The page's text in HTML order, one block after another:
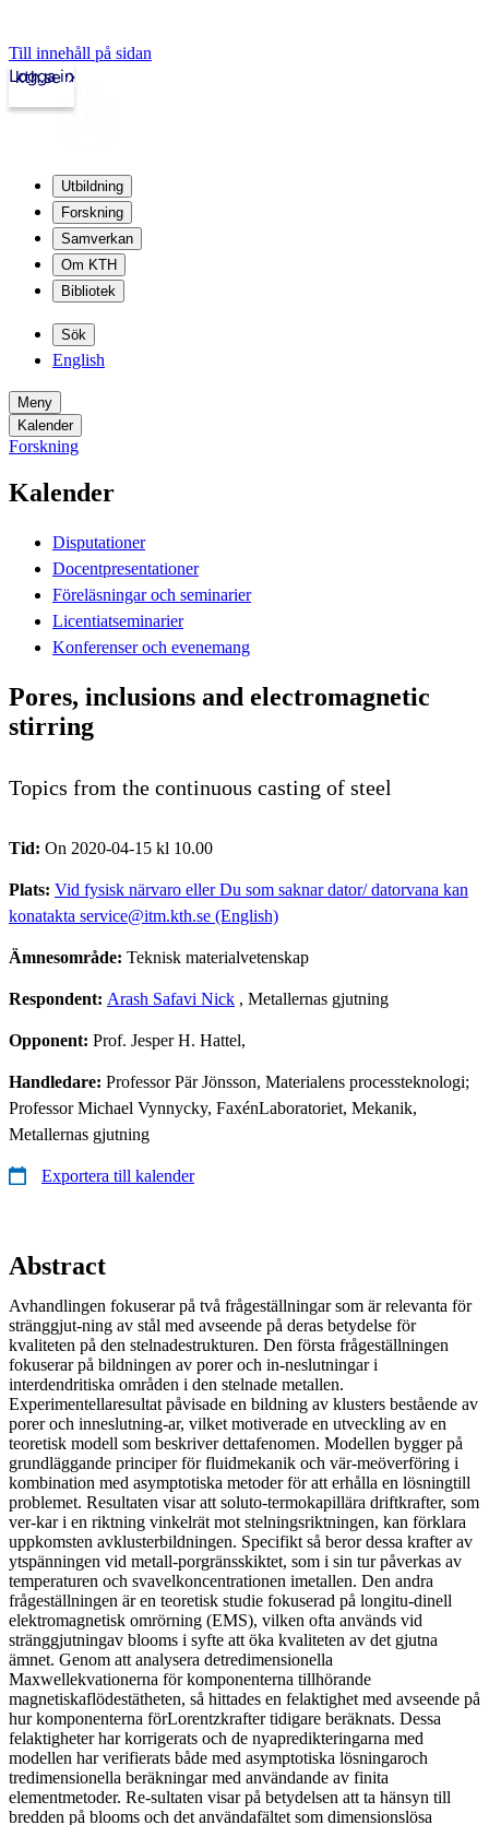
Till innehåll på sidan
kth.se
Logga in
Utbildning
Forskning
Samverkan
Om KTH
Bibliotek
Sök
English
Meny
Kalender
Forskning
Kalender
Disputationer
Docentpresentationer
Föreläsningar och seminarier
Licentiatseminarier
Konferenser och evenemang
Pores, inclusions and electromagnetic
stirring
Topics from the continuous casting of steel
Tid: On 2020-04-15 kl 10.00
Plats: Vid fysisk närvaro eller Du som saknar dator/ datorvana kan
konatakta service@itm.kth.se (English)
Ämnesområde: Teknisk materialvetenskap
Respondent: Arash Safavi Nick , Metallernas gjutning
Opponent: Prof. Jesper H. Hattel,
Handledare: Professor Pär Jönsson, Materialens processteknologi;
Professor Michael Vynnycky, FaxénLaboratoriet, Mekanik,
Metallernas gjutning
Exportera till kalender
Abstract
Avhandlingen fokuserar på två frågeställningar som är relevanta för
stränggjut-ning av stål med avseende på deras betydelse för
kvaliteten på den stelnadestrukturen. Den första frågeställningen
fokuserar på bildningen av porer och in-neslutningar i
interdendritiska områden i den stelnade metallen.
Experimentellaresultat påvisade en bildning av klusters bestående av
porer och inneslutning-ar, vilket motiverade en utveckling av en
teoretisk modell som beskriver dettafenomen. Modellen bygger på
grundläggande principer för fluidmekanik och vär-meöverföring i
kombination med asymptotiska metoder för att erhålla en lösningtill
problemet. Resultaten visar att soluto-termokapillära driftkrafter, som
ver-kar i en riktning vinkelrät mot stelningsriktningen, kan förklara
uppkomsten avklusterbildningen. Specifikt så beror dessa krafter av
ytspänningen vid metall-porgränsskiktet, som i sin tur påverkas av
temperaturen och svavelkoncentrationen imetallen. Den andra
frågeställningen är en teoretisk studie fokuserad på longitu-dinell
elektromagnetisk omrörning (EMS), vilken ofta används vid
stränggjutningav blooms i syfte att öka kvaliteten av det gjutna
ämnet. Genom att analysera detredimensionella
Maxwellekvationerna för komponenterna tillhörande
magnetiskaflödestätheten, så hittades en felaktighet med avseende på
hur komponenterna förLorentzkrafter tidigare beräknats. Dessa
felaktigheter har korrigerats och de nyapredikteringarna med
modellen har verifierats både med asymptotiska lösningaroch
tredimensionella beräkningar med användande av finita
elementmetoder. Re-sultaten visar på betydelsen att ta hänsyn till
bredden på blooms och det användafältet som dimensionslösa